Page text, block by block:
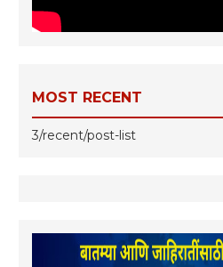
MOST RECENT
3/recent/post-list